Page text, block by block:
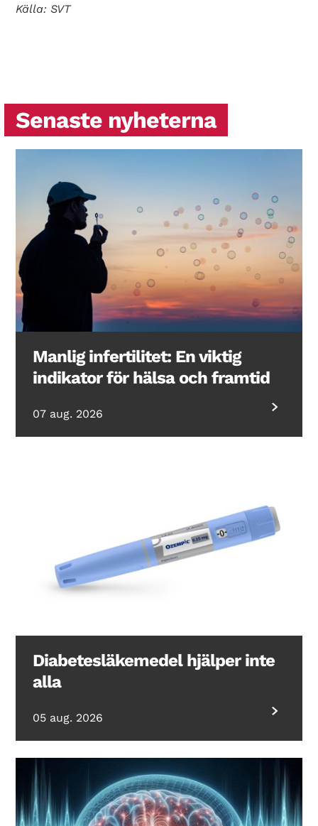
Källa: SVT
Senaste nyheterna
Manlig infertilitet: En viktig
indikator för hälsa och framtid
07 aug. 2026
Diabetesläkemedel hjälper inte
alla
05 aug. 2026